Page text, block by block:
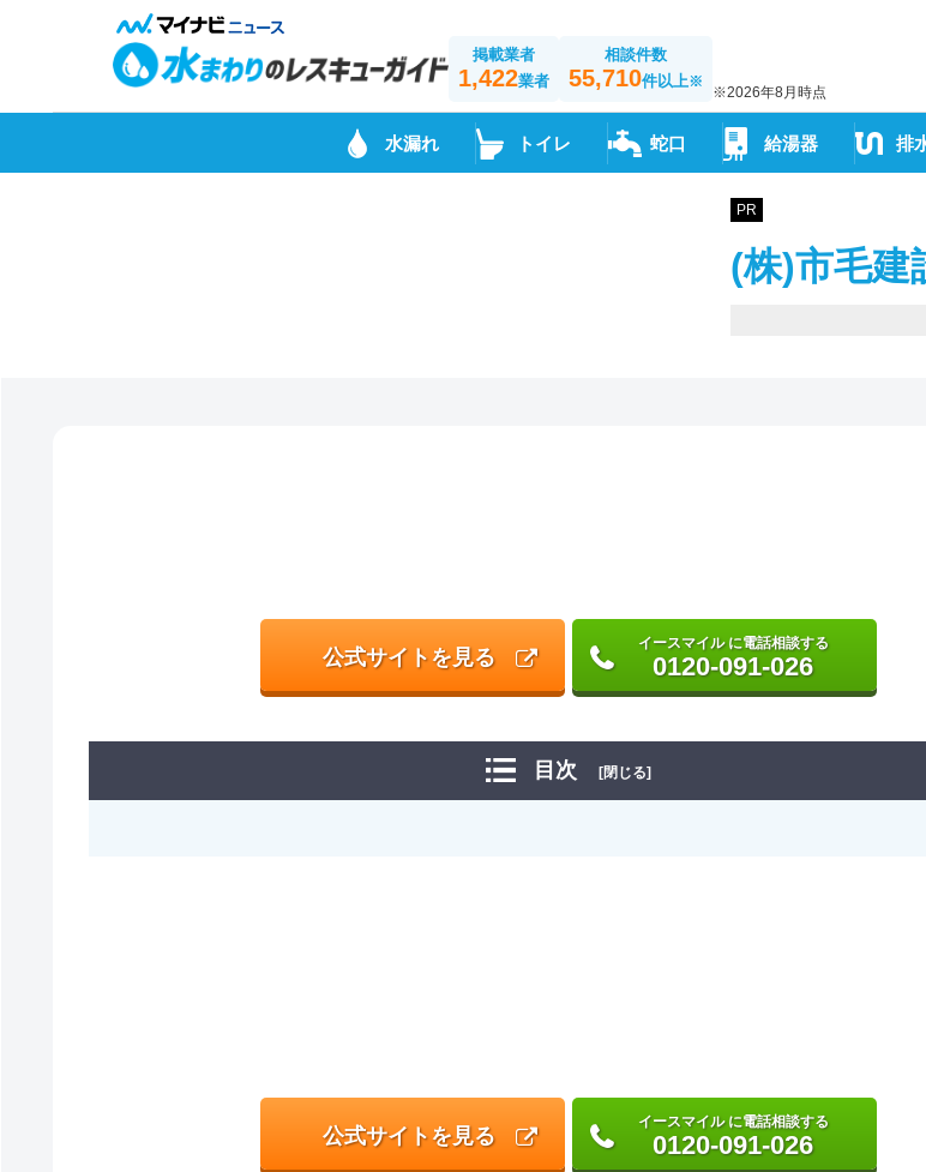
掲載業者
1,422業者
相談件数
55,710件以上※
※2026年8月時点
水漏れ トイレ 蛇口 給湯器 排
PR
(株)市毛建
公式サイトを見る
イースマイル に電話相談する
0120-091-026
目次 [閉じる]
公式サイトを見る
イースマイル に電話相談する
0120-091-026